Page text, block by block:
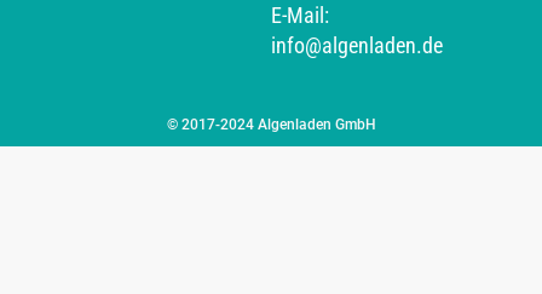
E-Mail:
info@algenladen.de
© 2017-2024 Algenladen GmbH